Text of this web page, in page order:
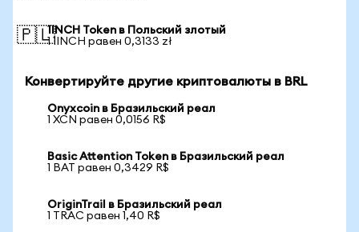
🇵🇱1INCH Token в Польский злотый
1 1INCH равен 0,3133 zł
Конвертируйте другие криптовалюты в BRL
Onyxcoin в Бразильский реал
1 XCN равен 0,0156 R$
Basic Attention Token в Бразильский реал
1 BAT равен 0,3429 R$
OriginTrail в Бразильский реал
1 TRAC равен 1,40 R$